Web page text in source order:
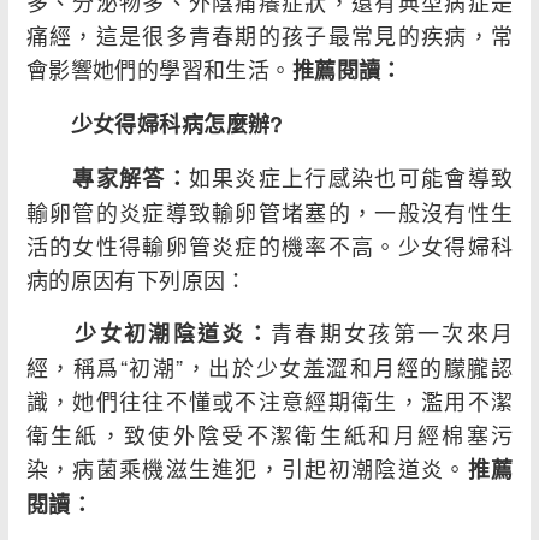
痛經，這是很多青春期的孩子最常見的疾病，常
會影響她們的學習和生活。 推薦閱讀：
少女得婦科病怎麼辦?
專家解答： 如果炎症上行感染也可能會導致
輸卵管的炎症導致輸卵管堵塞的，一般沒有性生
活的女性得輸卵管炎症的機率不高。少女得婦科
病的原因有下列原因：
少女初潮陰道炎： 青春期女孩第一次來月
經，稱爲“初潮”，出於少女羞澀和月經的朦朧認
識，她們往往不懂或不注意經期衛生，濫用不潔
衛生紙，致使外陰受不潔衛生紙和月經棉塞污
染，病菌乘機滋生進犯，引起初潮陰道炎。 推薦
閱讀：